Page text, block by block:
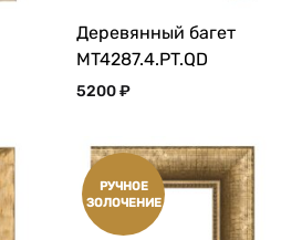
Деревянный багет
MT4287.4.PT.QD
5200₽
РУЧНОЕ
ЗОЛОЧЕНИЕ